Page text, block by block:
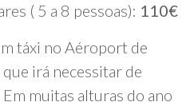
( 5 a 8 pessoas): 110€
táxi no Aéroport de
irá necessitar de
muitas alturas do ano